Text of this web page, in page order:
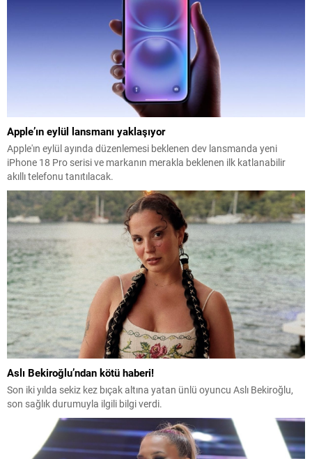
Apple’ın eylül lansmanı yaklaşıyor
Apple'ın eylül ayında düzenlemesi beklenen dev lansmanda yeni
iPhone 18 Pro serisi ve markanın merakla beklenen ilk katlanabilir
akıllı telefonu tanıtılacak.
Aslı Bekiroğlu’ndan kötü haberi!
Son iki yılda sekiz kez bıçak altına yatan ünlü oyuncu Aslı Bekiroğlu,
son sağlık durumuyla ilgili bilgi verdi.